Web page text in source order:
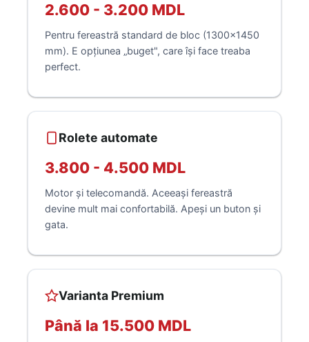
2.600 - 3.200 MDL
Pentru fereastră standard de bloc (1300×1450
mm). E opțiunea „buget", care își face treaba
perfect.
Rolete automate
3.800 - 4.500 MDL
Motor și telecomandă. Aceeași fereastră
devine mult mai confortabilă. Apeși un buton și
gata.
Varianta Premium
Până la 15.500 MDL